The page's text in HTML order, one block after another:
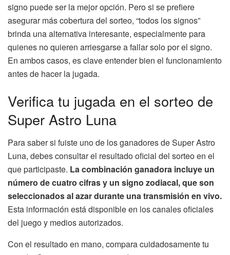
signo puede ser la mejor opción. Pero si se prefiere
asegurar más cobertura del sorteo, “todos los signos”
brinda una alternativa interesante, especialmente para
quienes no quieren arriesgarse a fallar solo por el signo.
En ambos casos, es clave entender bien el funcionamiento
antes de hacer la jugada.
Verifica tu jugada en el sorteo de
Super Astro Luna
Para saber si fuiste uno de los ganadores de Super Astro
Luna, debes consultar el resultado oficial del sorteo en el
que participaste. La combinación ganadora incluye un
número de cuatro cifras y un signo zodiacal, que son
seleccionados al azar durante una transmisión en vivo.
Esta información está disponible en los canales oficiales
del juego y medios autorizados.
Con el resultado en mano, compara cuidadosamente tu